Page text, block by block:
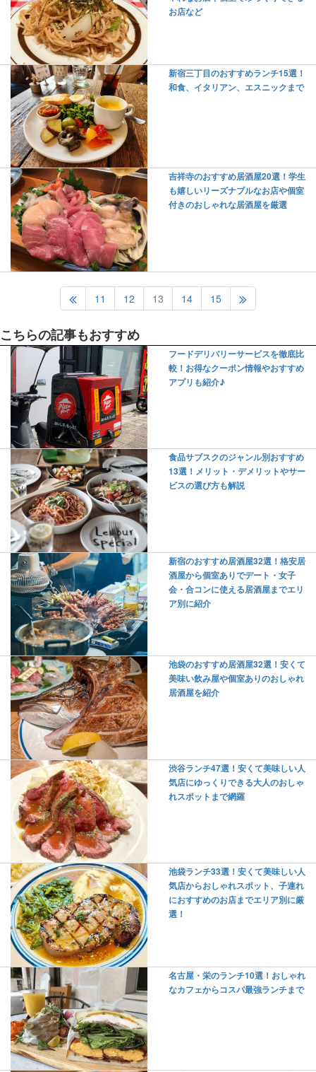
お店など
新宿三丁目のおすすめランチ15選！
和食、イタリアン、エスニックまで
吉祥寺のおすすめ居酒屋20選！学生
も嬉しいリーズナブルなお店や個室
付きのおしゃれな居酒屋を厳選
11 12 13 14 15
こちらの記事もおすすめ
フードデリバリーサービスを徹底比
較！お得なクーポン情報やおすすめ
アプリも紹介♪
食品サブスクのジャンル別おすすめ
13選！メリット・デメリットやサー
ビスの選び方も解説
新宿のおすすめ居酒屋32選！格安居
酒屋から個室ありでデート・女子
会・合コンに使える居酒屋までエリ
ア別に紹介
池袋のおすすめ居酒屋32選！安くて
美味い飲み屋や個室ありのおしゃれ
居酒屋を紹介
渋谷ランチ47選！安くて美味しい人
気店にゆっくりできる大人のおしゃ
れスポットまで網羅
池袋ランチ33選！安くて美味しい人
気店からおしゃれスポット、子連れ
におすすめのお店までエリア別に厳
選！
名古屋・栄のランチ10選！おしゃれ
なカフェからコスパ最強ランチまで